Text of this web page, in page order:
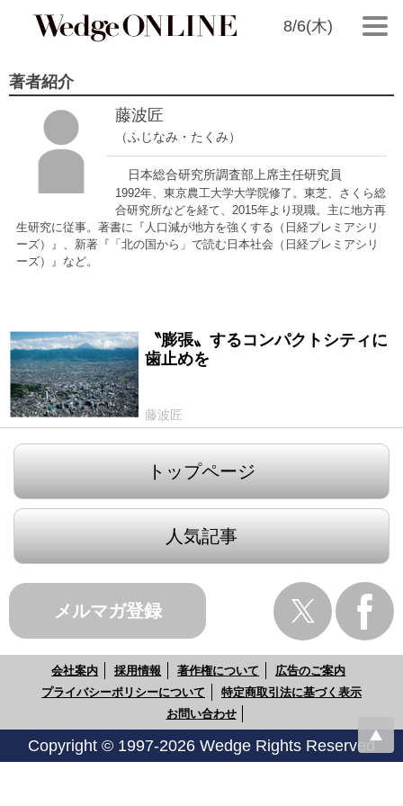
8/6(木)
著者紹介
藤波匠
（ふじなみ・たくみ）
日本総合研究所調査部上席主任研究員
1992年、東京農工大学大学院修了。東芝、さくら総
合研究所などを経て、2015年より現職。主に地方再
生研究に従事。著書に『人口減が地方を強くする（日経プレミアシリ
ーズ）』、新著『「北の国から」で読む日本社会（日経プレミアシリ
ーズ）』など。
2017/11/25
〝膨張〟するコンパクトシティに
歯止めを
藤波匠
トップページ
人気記事
メルマガ登録
会社案内 採用情報 著作権について
広告のご案内
プライバシーポリシーについて
特定商取引法に基づく表示
お問い合わせ
Copyright © 1997-2026 Wedge Rights Reserved